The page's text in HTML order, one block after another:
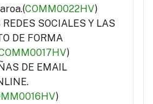
COMM0022HV)
SOCIALES Y LAS
DE FORMA
)
DE EMAIL
)